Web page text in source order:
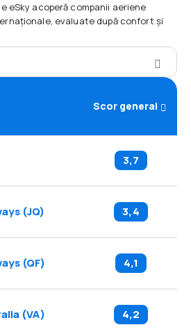
eSky acoperă companii aeriene
evaluate după confort și
Scor general
3,7
(JQ) 3,4
(QF) 4,1
(VA) 4,2